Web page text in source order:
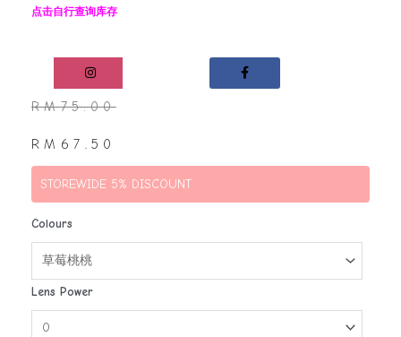
点击自行查询库存
RM75.00
RM 67.50
STOREWIDE 5% DISCOUNT
Colours
Lens Power